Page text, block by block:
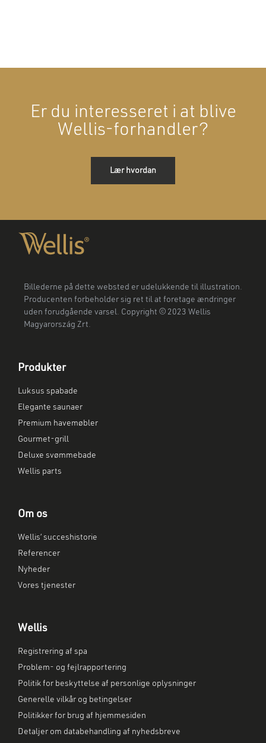
Er du interesseret i at blive
Wellis-forhandler?
Lær hvordan
Billederne på dette websted er udelukkende til illustration.
Producenten forbeholder sig ret til at foretage ændringer
uden forudgående varsel. Copyright © 2023 Wellis
Magyarország Zrt.
Produkter
Luksus spabade
Elegante saunaer
Premium havemøbler
Gourmet-grill
Deluxe svømmebade
Wellis parts
Om os
Wellis’ succeshistorie
Referencer
Nyheder
Vores tjenester
Wellis
Registrering af spa
Problem- og fejlrapportering
Politik for beskyttelse af personlige oplysninger
Generelle vilkår og betingelser
Politikker for brug af hjemmesiden
Detaljer om databehandling af nyhedsbreve